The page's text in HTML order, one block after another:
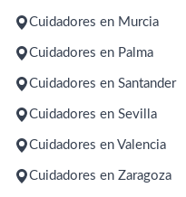
Cuidadores en Murcia
Cuidadores en Palma
Cuidadores en Santander
Cuidadores en Sevilla
Cuidadores en Valencia
Cuidadores en Zaragoza